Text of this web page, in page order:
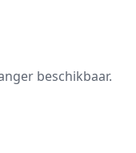
beschikbaar.